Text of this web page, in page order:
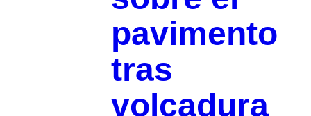
pavimento
tras
volcadura